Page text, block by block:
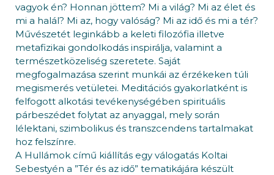
vagyok én? Honnan jöttem? Mi a világ? Mi az élet és
mi a halál? Mi az, hogy valóság? Mi az idő és mi a tér?
Művészetét leginkább a keleti filozófia illetve
metafizikai gondolkodás inspirálja, valamint a
természetközeliség szeretete. Saját
megfogalmazása szerint munkái az érzékeken túli
megismerés vetületei. Meditációs gyakorlatként is
felfogott alkotási tevékenységében spirituális
párbeszédet folytat az anyaggal, mely során
lélektani, szimbolikus és transzcendens tartalmakat
hoz felszínre.
A Hullámok című kiállítás egy válogatás Koltai
Sebestyén a ”Tér és az idő” tematikájára készült